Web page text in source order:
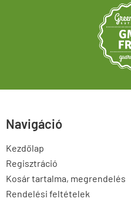
Navigáció
Kezdőlap
Regisztráció
Kosár tartalma, megrendelés
Rendelési feltételek